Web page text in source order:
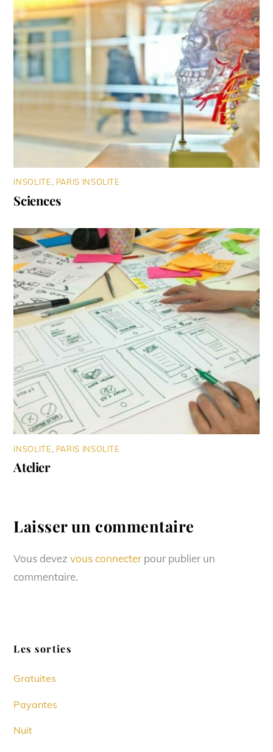
INSOLITE, PARIS INSOLITE
Sciences
INSOLITE, PARIS INSOLITE
Atelier
Laisser un commentaire
Vous devezvous connecter pour publier un
commentaire.
Les sorties
Gratuites
Payantes
Nuit